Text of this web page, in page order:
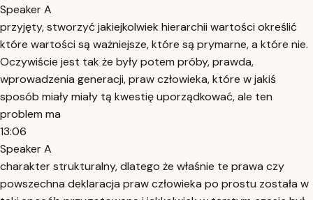
Speaker A
przyjęty, stworzyć jakiejkolwiek hierarchii wartości określić
które wartości są ważniejsze, które są prymarne, a które nie.
Oczywiście jest tak że były potem próby, prawda,
wprowadzenia generacji, praw człowieka, które w jakiś
sposób miały miały tą kwestię uporządkować, ale ten
problem ma
13:06
Speaker A
charakter strukturalny, dlatego że właśnie te prawa czy
powszechna deklaracja praw człowieka po prostu została w